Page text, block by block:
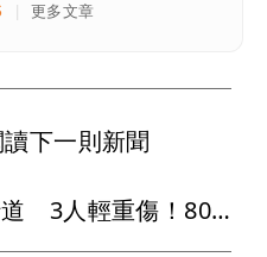
更多文章
下一則新聞
北市小客車暴衝上人行道 3人輕重傷！80歲老婦人送醫不治